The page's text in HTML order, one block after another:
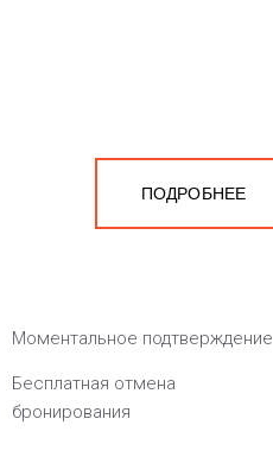
ПОДРОБНЕЕ
Моментальное подтверждение
Бесплатная отмена
бронирования